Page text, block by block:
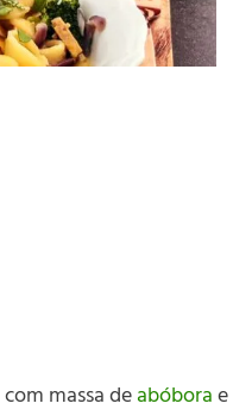
com massa deabóborae